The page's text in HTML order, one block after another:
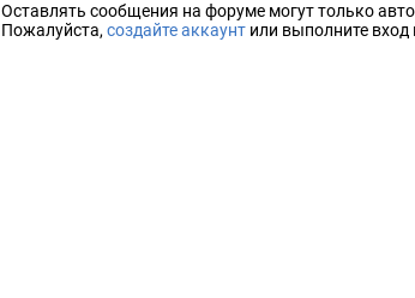
Оставлять сообщения на форуме могут только
Пожалуйста, создайте аккаунт или выполните вход